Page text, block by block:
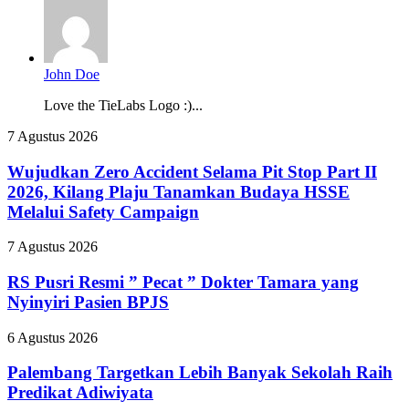
John Doe
Love the TieLabs Logo :)...
Wujudkan
Accident
Selama
Pit
Stop
II
Kilang
Plaju
Tanamkan
Budaya
HSSE
Melalui
Safety
Campaign
7 Agustus 2026
Wujudkan Zero Accident Selama Pit Stop Part II
2026, Kilang Plaju Tanamkan Budaya HSSE
Melalui Safety Campaign
RS
Resmi
”
Pecat
Dokter
yang
Nyinyiri
7 Agustus 2026
RS Pusri Resmi ” Pecat ” Dokter Tamara yang
Nyinyiri Pasien BPJS
Palembang
Lebih
Banyak
Sekolah
6 Agustus 2026
Palembang Targetkan Lebih Banyak Sekolah Raih
Predikat Adiwiyata